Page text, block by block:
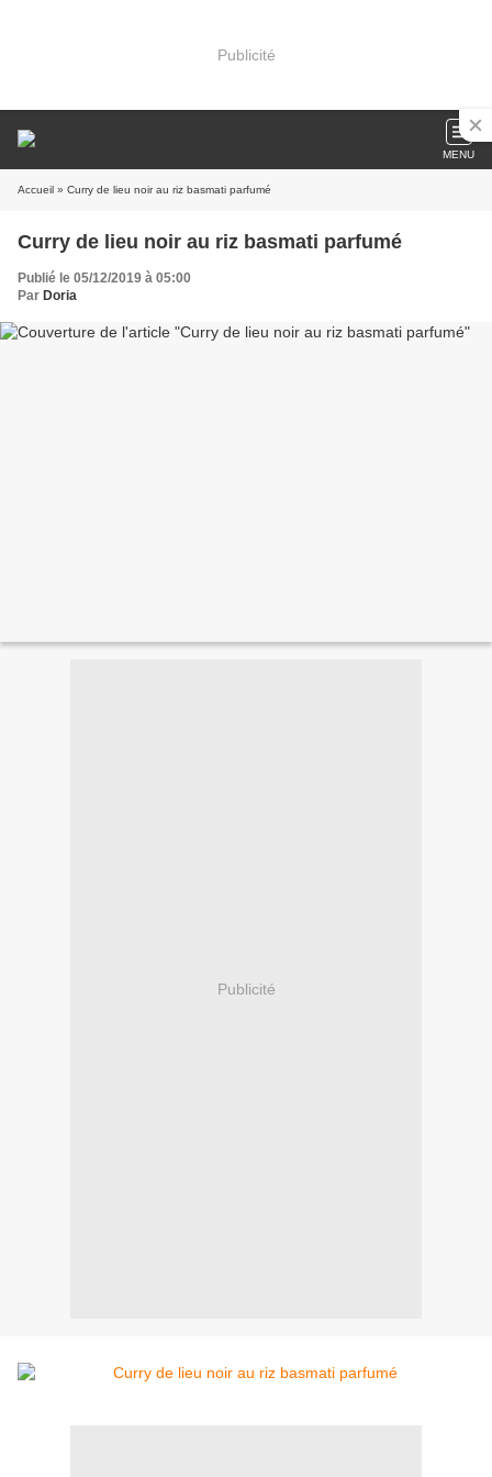
Publicité
MENU
Accueil » Curry de lieu noir au riz basmati parfumé
Curry de lieu noir au riz basmati parfumé
Publié le 05/12/2019 à 05:00
Par Doria
Publicité